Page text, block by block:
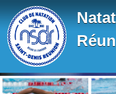
Panneau de gestion des